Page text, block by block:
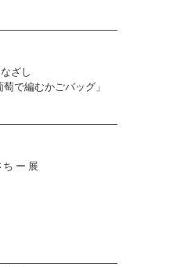
ざし
で編むかごバッグ」
ー 展